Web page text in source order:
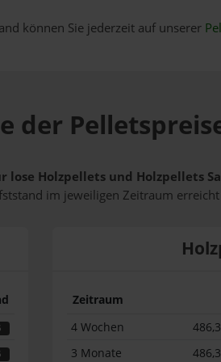
können Sie jederzeit auf unserer
der
Holzpellets und Holzpellets
im jeweiligen Zeitraum
Zeitraum
4 Wochen
3 Monate